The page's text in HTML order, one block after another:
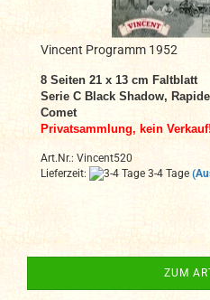
Vincent Programm 1952
8 Seiten 21 x 13 cm Faltblatt
Serie C Black Shadow,
Comet
Privatsammlung, kein
Art.Nr.: Vincent520
Lieferzeit:
3-4 Tage
ZUM